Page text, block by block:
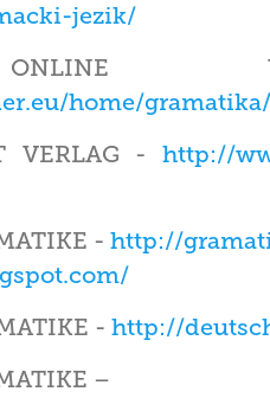
jezik/
home/
VERLAG - http://
- http://
- http://
–